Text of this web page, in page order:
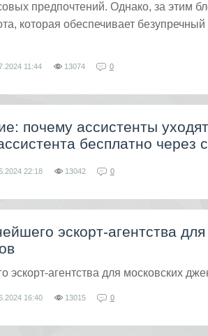
предпочтений. Однако, за этим
которая обеспечивает безупречный
11:44 13074 0
почему ассистенты
бесплатно через
22:18 13042 0
эскорт-агентства
эскорт-агентства для московских
16:40 13015 0